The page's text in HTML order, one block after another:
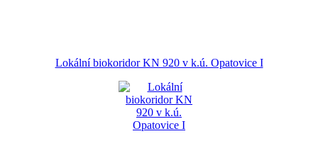
Lokální biokoridor KN 920 v k.ú. Opatovice I